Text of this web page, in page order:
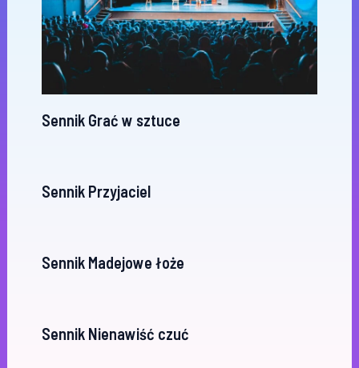
Sennik Grać w sztuce
Sennik Przyjaciel
Sennik Madejowe łoże
Sennik Nienawiść czuć